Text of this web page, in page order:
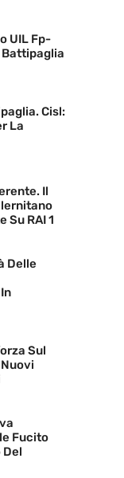
UIL Fp-
Battipaglia
Cisl:
La
Il
Su RAI 1
Delle
Sul
Fucito